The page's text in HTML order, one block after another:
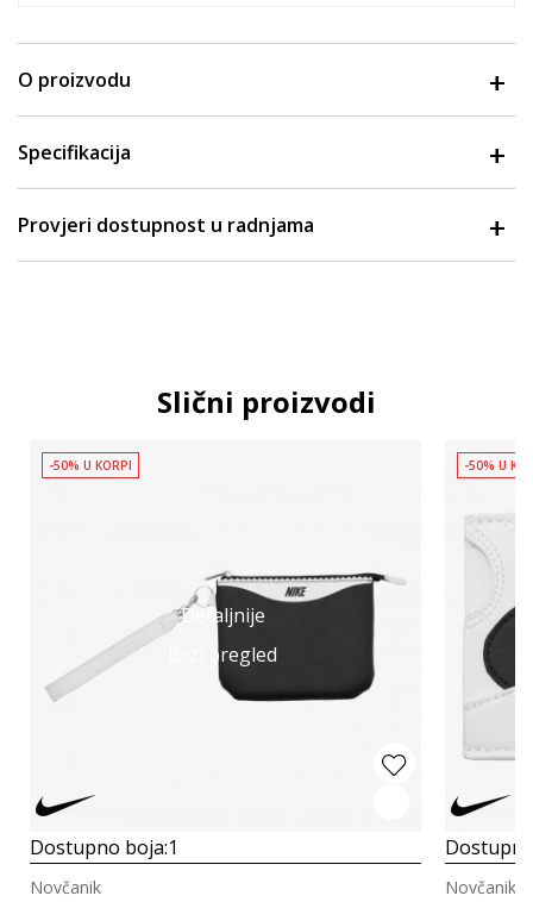
O proizvodu
Specifikacija
Provjeri dostupnost u radnjama
Slični proizvodi
Detaljnije
Brzi pregled
-50% U KORPI
Dostupno boja:1
Novčanik
-50% U
Novčanik